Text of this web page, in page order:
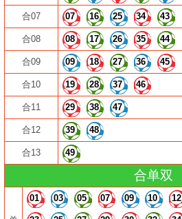
合07 07 16 25 34 43
合08 08 17 26 35 44
合09 09 18 27 36 45
合10 19 28 37 46
合11 29 38 47
合12 39 48
合13 49
合单双
01 03 05 07 09 10 12